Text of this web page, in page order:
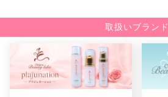
取扱いブランド